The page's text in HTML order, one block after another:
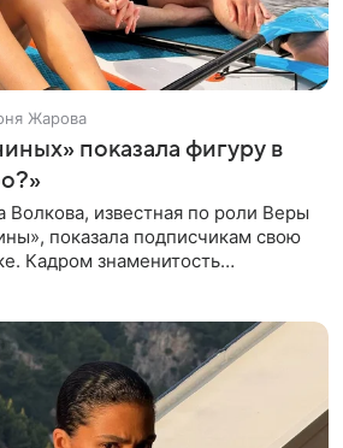
Жарова
показала фигуру в
Волкова, известная по роли Веры
показала подписчикам свою
Кадром знаменитость